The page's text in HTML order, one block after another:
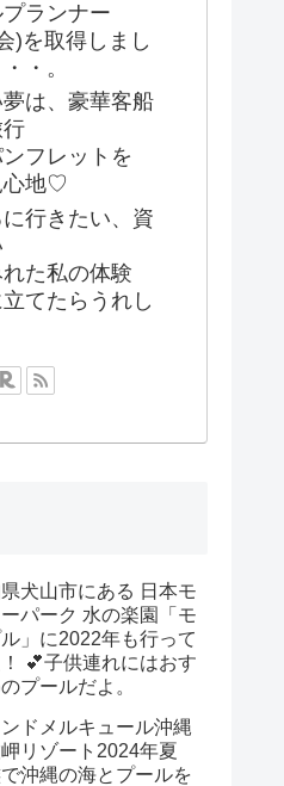
ランナー
)を取得しまし
・。
は、豪華客船
フレットを
心地♡
行きたい、資
た私の体験
てたらうれし
犬山市にある 日本モ
パーク 水の楽園「モ
」に2022年も行って
💕子供連れにはおす
プールだよ。
ドメルキュール沖縄
リゾート2024年夏
沖縄の海とプールを